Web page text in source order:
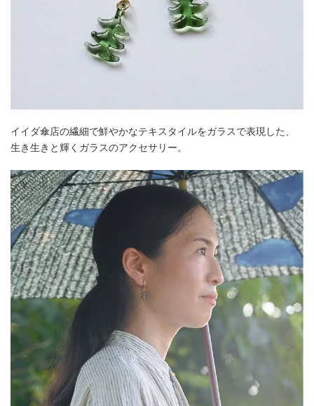
イイダ傘店の繊細で鮮やかなテキスタイルをガラスで表現した、
生き生きと輝くガラスのアクセサリー。